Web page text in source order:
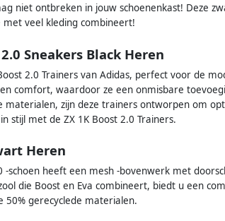
niet ontbreken in jouw schoenenkast! Deze
veel kleding combineert!
Sneakers Black Heren
2.0 Trainers van Adidas, perfect voor de
comfort, waardoor ze een onmisbare
materialen, zijn deze trainers ontworpen om
stijl met de ZX 1K Boost 2.0 Trainers.
Heren
-schoen heeft een mesh -bovenwerk met
die Boost en Eva combineert, biedt u een
gerecyclede materialen.